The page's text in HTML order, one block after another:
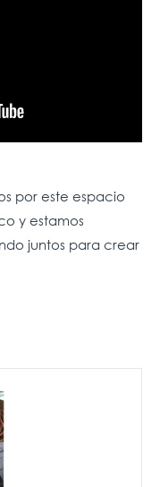
por este espacio
y estamos
juntos para crear